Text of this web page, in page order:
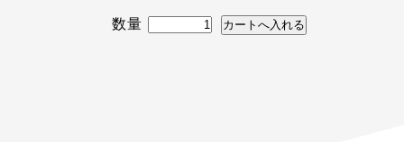
数量